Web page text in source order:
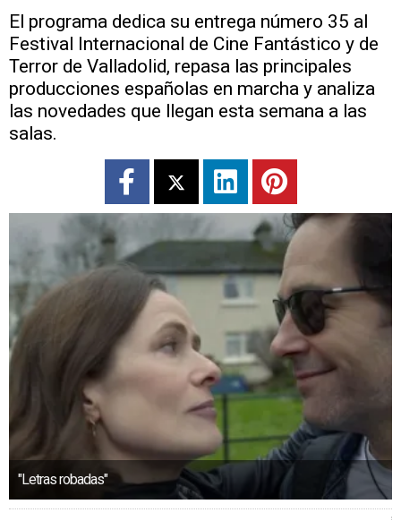
El programa dedica su entrega número 35 al
Festival Internacional de Cine Fantástico y de
Terror de Valladolid, repasa las principales
producciones españolas en marcha y analiza
las novedades que llegan esta semana a las
salas.
"Letras robadas"